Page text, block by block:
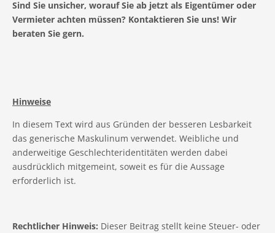
Sind Sie unsicher, worauf Sie ab jetzt als Eigentümer oder
Vermieter achten müssen? Kontaktieren Sie uns! Wir
beraten Sie gern.
Hinweise
In diesem Text wird aus Gründen der besseren Lesbarkeit
das generische Maskulinum verwendet. Weibliche und
anderweitige Geschlechteridentitäten werden dabei
ausdrücklich mitgemeint, soweit es für die Aussage
erforderlich ist.
Rechtlicher Hinweis: Dieser Beitrag stellt keine Steuer- oder